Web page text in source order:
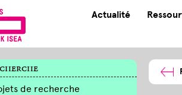
Actualité
de recherche